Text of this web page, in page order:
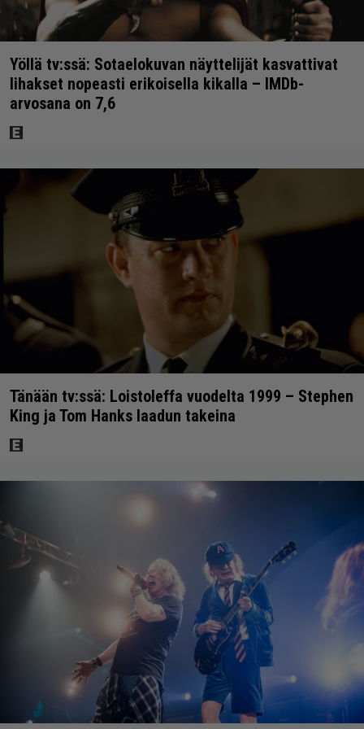
Yöllä tv:ssä: Sotaelokuvan näyttelijät kasvattivat
lihakset nopeasti erikoisella kikalla – IMDb-
arvosana on 7,6
Tänään tv:ssä: Loistoleffa vuodelta 1999 – Stephen
King ja Tom Hanks laadun takeina